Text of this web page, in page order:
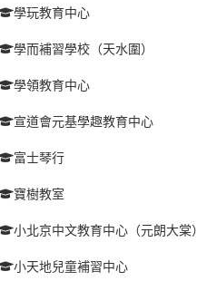
學玩教育中心
學而補習學校（天水圍）
學領教育中心
宣道會元基學趣教育中心
富士琴行
寶樹教室
小北京中文教育中心（元朗大棠）
小天地兒童補習中心